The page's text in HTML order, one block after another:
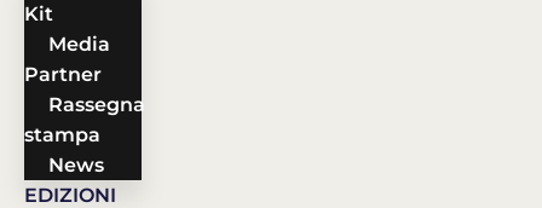
Kit
Media
Partner
Rassegna
stampa
News
EDIZIONI